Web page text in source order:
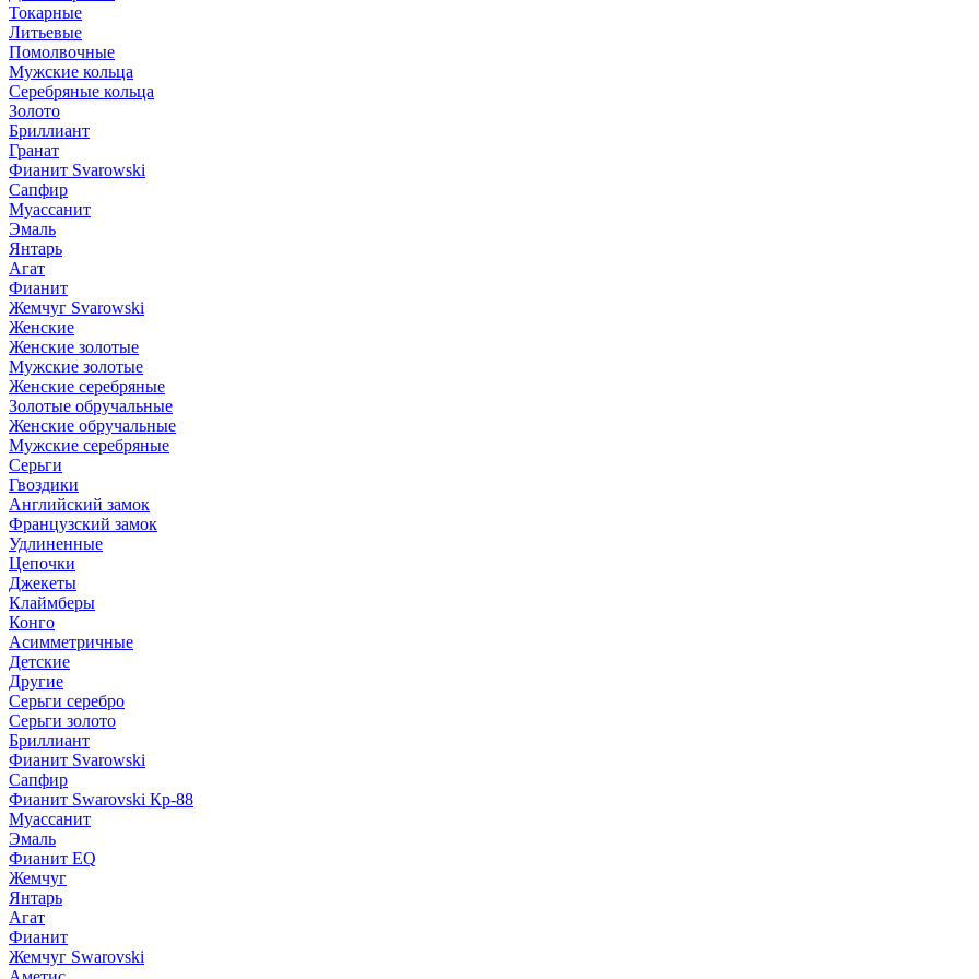
Токарные
Литьевые
Помолвочные
Мужские кольца
Серебряные кольца
Золото
Бриллиант
Гранат
Фианит Svarowski
Сапфир
Муассанит
Эмаль
Янтарь
Агат
Фианит
Жемчуг Svarowski
Женские
Женские золотые
Мужские золотые
Женские серебряные
Золотые обручальные
Женские обручальные
Мужские серебряные
Серьги
Гвоздики
Английский замок
Французский замок
Удлиненные
Цепочки
Джекеты
Клаймберы
Конго
Асимметричные
Детские
Другие
Серьги серебро
Серьги золото
Бриллиант
Фианит Svarowski
Сапфир
Фианит Swarovski Кр-88
Муассанит
Эмаль
Фианит EQ
Жемчуг
Янтарь
Агат
Фианит
Жемчуг Swarovski